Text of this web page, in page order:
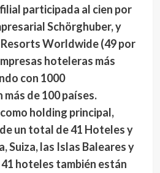
participada al cien por
Schörghuber, y
Worldwide (49 por
hoteleras más
con 1000
de 100 países.
holding principal,
un total de 41 Hoteles y
Suiza, las Islas Baleares y
hoteles también están